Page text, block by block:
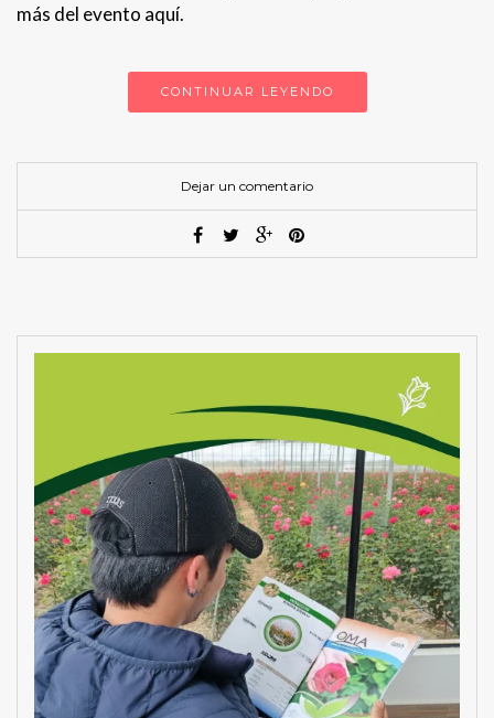
más del evento aquí.
CONTINUAR LEYENDO
Dejar un comentario